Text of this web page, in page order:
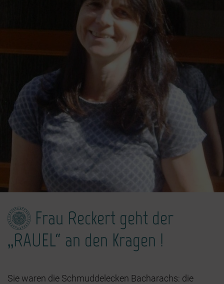
Frau Reckert geht der
„RAUEL“ an den Kragen !
Sie waren die Schmuddelecken Bacharachs: die